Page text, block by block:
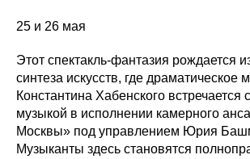
25 и 26 мая
Этот спектакль-фантазия рождается
синтеза искусств, где драматическое
Константина Хабенского встречается
музыкой в исполнении камерного
Москвы» под управлением Юрия
Музыканты здесь становятся